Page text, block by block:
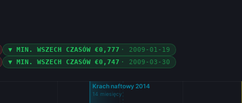
▼ MIN. WSZECH CZASÓW €0,777 · 2009-01-19
▼ MIN. WSZECH CZASÓW €0,747 · 2009-03-30